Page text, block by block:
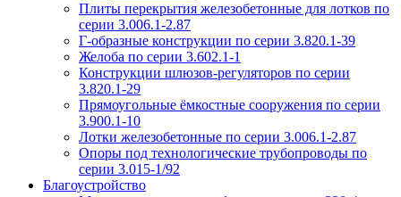
Плиты перекрытия железобетонные для лотков по
серии 3.006.1-2.87
Г-образные конструкции по серии 3.820.1-39
Желоба по серии 3.602.1-1
Конструкции шлюзов-регуляторов по серии
3.820.1-29
Прямоугольные ёмкостные сооружения по серии
3.900.1-10
Лотки железобетонные по серии 3.006.1-2.87
Опоры под технологические трубопроводы по
серии 3.015-1/92
Благоустройство